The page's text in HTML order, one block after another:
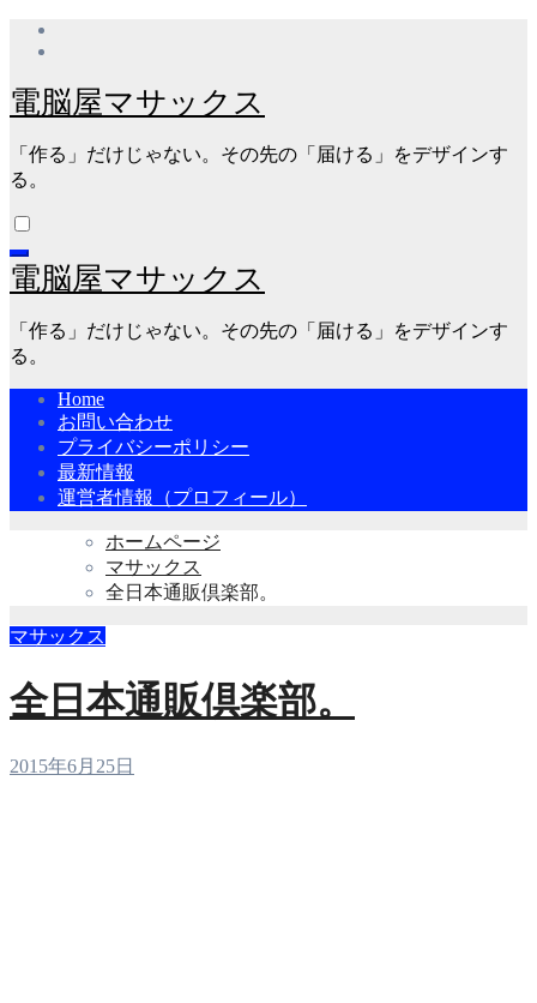
ス
ッ
プ
電脳屋マサックス
「作る」だけじゃない。その先の「届ける」をデザインす
る。
電脳屋マサックス
「作る」だけじゃない。その先の「届ける」をデザインす
る。
Home
お問い合わせ
プライバシーポリシー
最新情報
運営者情報（プロフィール）
ホームページ
マサックス
全日本通販倶楽部。
マサックス
全日本通販倶楽部。
2015年6月25日